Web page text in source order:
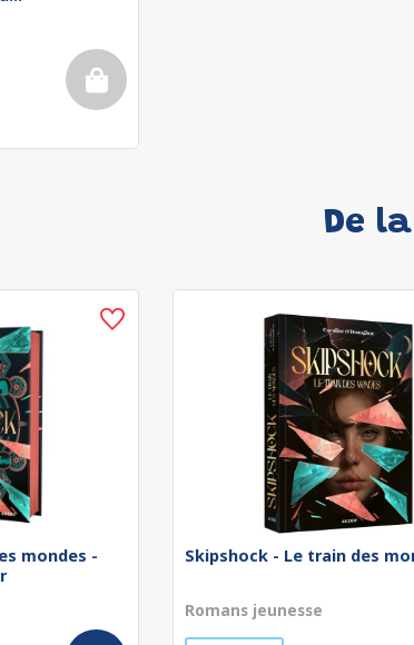
De
mondes -
Skipshock - Le train des
Romans jeunesse